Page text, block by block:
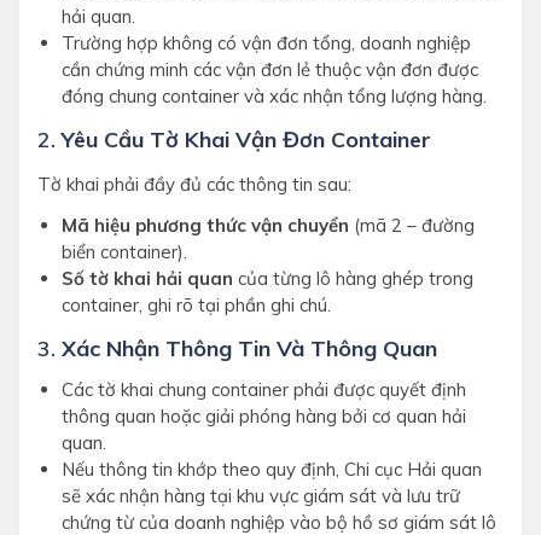
hải quan.
Trường hợp không có vận đơn tổng, doanh nghiệp
cần chứng minh các vận đơn lẻ thuộc vận đơn được
đóng chung container và xác nhận tổng lượng hàng.
2.Yêu Cầu Tờ Khai Vận Đơn Container
Tờ khai phải đầy đủ các thông tin sau:
Mã hiệu phương thức vận chuyển (mã 2 – đường
biển container).
Số tờ khai hải quan của từng lô hàng ghép trong
container, ghi rõ tại phần ghi chú.
3. Xác Nhận Thông Tin Và Thông Quan
Các tờ khai chung container phải được quyết định
thông quan hoặc giải phóng hàng bởi cơ quan hải
quan.
Nếu thông tin khớp theo quy định, Chi cục Hải quan
sẽ xác nhận hàng tại khu vực giám sát và lưu trữ
chứng từ của doanh nghiệp vào bộ hồ sơ giám sát lô